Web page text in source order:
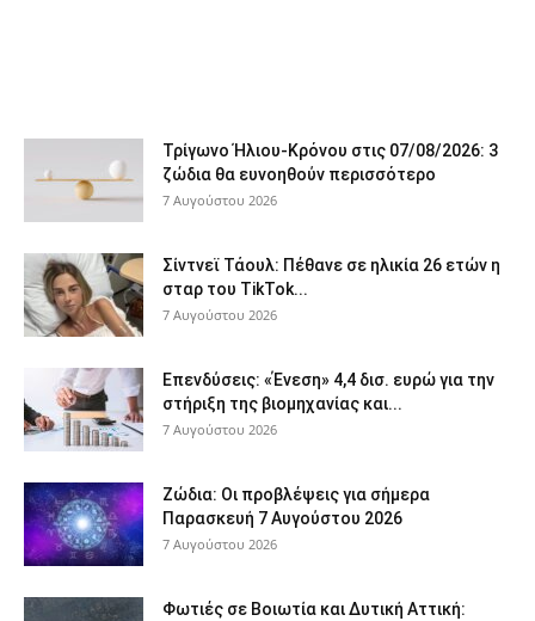
Τρίγωνο Ήλιου-Κρόνου στις 07/08/2026: 3
ζώδια θα ευνοηθούν περισσότερο
7 Αυγούστου 2026
Σίντνεϊ Τάουλ: Πέθανε σε ηλικία 26 ετών η
σταρ του TikTok...
7 Αυγούστου 2026
Επενδύσεις: «Ένεση» 4,4 δισ. ευρώ για την
στήριξη της βιομηχανίας και...
7 Αυγούστου 2026
Ζώδια: Οι προβλέψεις για σήμερα
Παρασκευή 7 Αυγούστου 2026
7 Αυγούστου 2026
Φωτιές σε Βοιωτία και Δυτική Αττική: